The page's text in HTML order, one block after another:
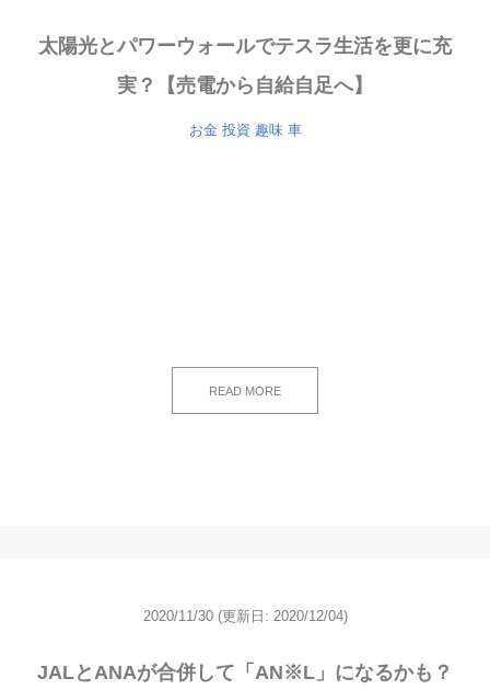
太陽光とパワーウォールでテスラ生活を更に充
実？【売電から自給自足へ】
お金 投資 趣味 車
READ MORE
2020/11/30 (更新日: 2020/12/04)
JALとANAが合併して「AN※L」になるかも？